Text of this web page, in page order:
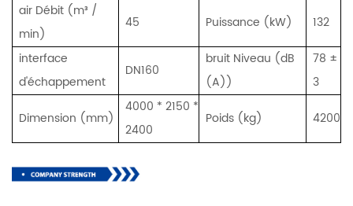
air Débit (m³ /
min)
45 Puissance (kW)
132
interface
d'échappement
DN160
bruit Niveau (dB
(A))
78 ±
3
Dimension (mm)
4000 * 2150 *
2400
Poids (kg) 4200